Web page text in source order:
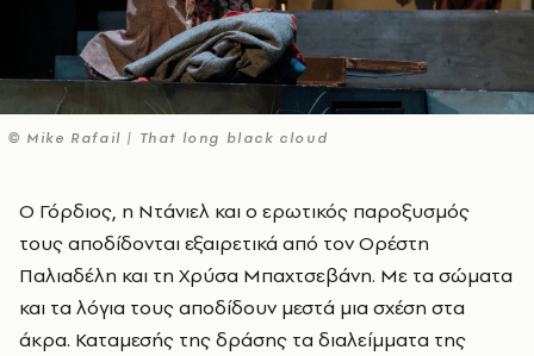
© Mike Rafail | That long black cloud
Ο Γόρδιος, η Ντάνιελ και ο ερωτικός παροξυσμός
τους αποδίδονται εξαιρετικά από τον Ορέστη
Παλιαδέλη και τη Χρύσα Μπαχτσεβάνη. Με τα σώματα
και τα λόγια τους αποδίδουν μεστά μια σχέση στα
άκρα. Καταμεσής της δράσης τα διαλείμματα της